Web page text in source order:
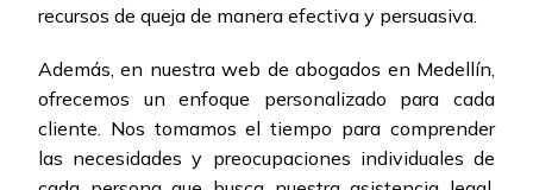
recursos de queja de manera efectiva y persuasiva.
Además, en nuestra web de abogados en Medellín,
ofrecemos un enfoque personalizado para cada
cliente. Nos tomamos el tiempo para comprender
las necesidades y preocupaciones individuales de